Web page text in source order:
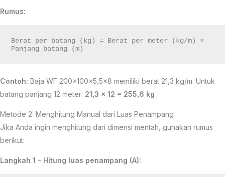
Rumus:
Berat per batang (kg) = Berat per meter (kg/m) ×
Contoh: Baja WF 200×100×5,5×8 memiliki berat 21,3 kg/m. Untuk
batang panjang 12 meter: 21,3 × 12 = 255,6 kg
Metode 2: Menghitung Manual dari Luas Penampang
Jika Anda ingin menghitung dari dimensi mentah, gunakan rumus
berikut:
Langkah 1 – Hitung luas penampang (A):